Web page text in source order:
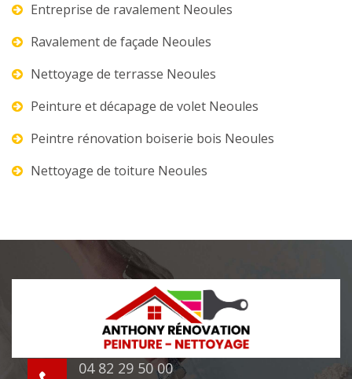
Entreprise de ravalement Neoules
Ravalement de façade Neoules
Nettoyage de terrasse Neoules
Peinture et décapage de volet Neoules
Peintre rénovation boiserie bois Neoules
Nettoyage de toiture Neoules
04 82 29 50 00